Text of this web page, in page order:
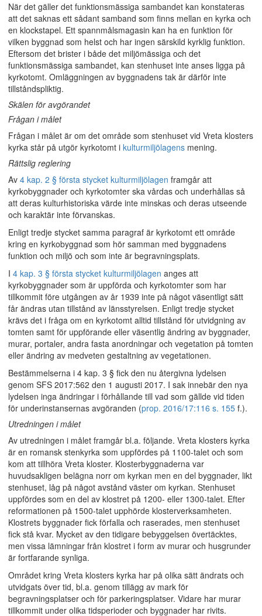
När det gäller det funktionsmässiga sambandet kan konstateras
att det saknas ett sådant samband som finns mellan en kyrka och
en klockstapel. Ett spannmålsmagasin kan ha en funktion för
vilken byggnad som helst och har ingen särskild kyrklig funktion.
Eftersom det brister i både det miljömässiga och det
funktionsmässiga sambandet, kan stenhuset inte anses ligga på
kyrkotomt. Omläggningen av byggnadens tak är därför inte
tillståndspliktig.
Skälen för avgörandet
Frågan i målet
Frågan i målet är om det område som stenhuset vid Vreta klosters
kyrka står på utgör kyrkotomt i kulturmiljölagens mening.
Rättslig reglering
Av 4 kap. 2 § första stycket kulturmiljölagen framgår att
kyrkobyggnader och kyrkotomter ska vårdas och underhållas så
att deras kulturhistoriska värde inte minskas och deras utseende
och karaktär inte förvanskas.
Enligt tredje stycket samma paragraf är kyrkotomt ett område
kring en kyrkobyggnad som hör samman med byggnadens
funktion och miljö och som inte är begravningsplats.
I 4 kap. 3 § första stycket kulturmiljölagen anges att
kyrkobyggnader som är uppförda och kyrkotomter som har
tillkommit före utgången av år 1939 inte på något väsentligt sätt
får ändras utan tillstånd av länsstyrelsen. Enligt tredje stycket
krävs det i fråga om en kyrkotomt alltid tillstånd för utvidgning av
tomten samt för uppförande eller väsentlig ändring av byggnader,
murar, portaler, andra fasta anordningar och vegetation på tomten
eller ändring av medveten gestaltning av vegetationen.
Bestämmelserna i 4 kap. 3 § fick den nu återgivna lydelsen
genom SFS 2017:562 den 1 augusti 2017. I sak innebär den nya
lydelsen inga ändringar i förhållande till vad som gällde vid tiden
för underinstansernas avgöranden (prop. 2016/17:116 s. 155 f.).
Utredningen i målet
Av utredningen i målet framgår bl.a. följande. Vreta klosters kyrka
är en romansk stenkyrka som uppfördes på 1100-talet och som
kom att tillhöra Vreta kloster. Klosterbyggnaderna var
huvudsakligen belägna norr om kyrkan men en del byggnader, likt
stenhuset, låg på något avstånd väster om kyrkan. Stenhuset
uppfördes som en del av klostret på 1200- eller 1300-talet. Efter
reformationen på 1500-talet upphörde klosterverksamheten.
Klostrets byggnader fick förfalla och raserades, men stenhuset
fick stå kvar. Mycket av den tidigare bebyggelsen övertäcktes,
men vissa lämningar från klostret i form av murar och husgrunder
är fortfarande synliga.
Området kring Vreta klosters kyrka har på olika sätt ändrats och
utvidgats över tid, bl.a. genom tillägg av mark för
begravningsplatser och för parkeringsplatser. Vidare har murar
tillkommit under olika tidsperioder och byggnader har rivits.